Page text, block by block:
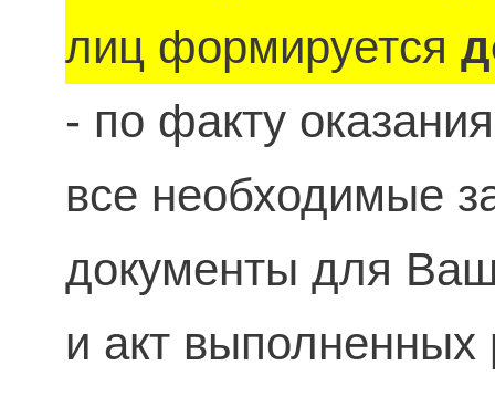
лиц формируется
- по факту
все необходимые
документы для
и акт выполненных